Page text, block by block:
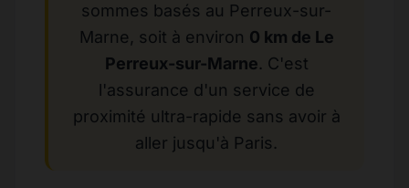
sommes basés au Perreux-sur-
Marne, soit à environ 0 km de Le
Perreux-sur-Marne. C'est
l'assurance d'un service de
proximité ultra-rapide sans avoir à
aller jusqu'à Paris.